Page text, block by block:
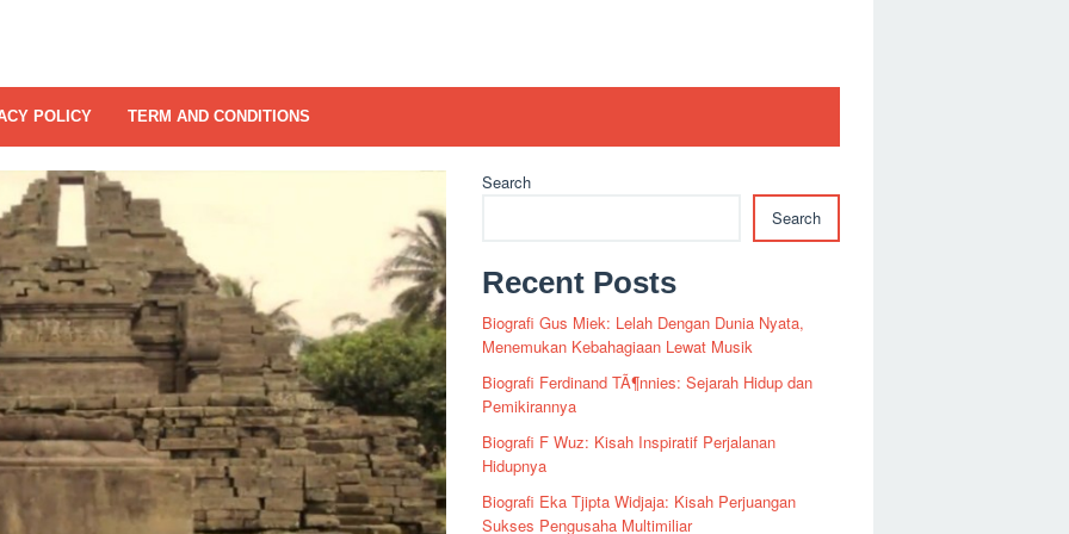
POLICY TERM AND CONDITIONS
Search
Search
Recent Posts
Biografi Gus Miek: Lelah Dengan Dunia Nyata,
Menemukan Kebahagiaan Lewat Musik
Biografi Ferdinand TÃ¶nnies: Sejarah Hidup dan
Pemikirannya
Biografi F Wuz: Kisah Inspiratif Perjalanan
Hidupnya
Biografi Eka Tjipta Widjaja: Kisah Perjuangan
Sukses Pengusaha Multimiliar